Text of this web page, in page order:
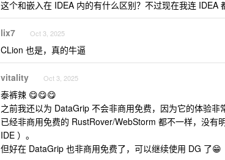
这个和嵌入在 IDEA 内的有什么区别？不过现在我连 IDEA
lix7 Oct 3, 2025
CLion 也是，真的牛逼
vitality Oct 3, 2025
泰裤辣 😋😋😋
之前我还以为 DataGrip 不会非商用免费，因为它的体验
已经非商用免费的 RustRover/WebStorm 都不一样，没有
IDE ）。
但好在 DataGrip 也非商用免费了，可以继续使用 DG 了😁